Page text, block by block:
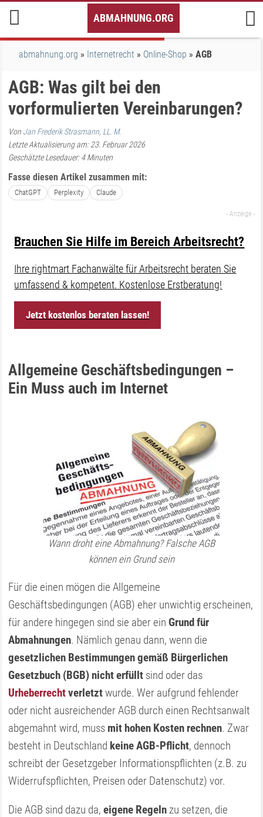
Inhalt
springen
ABMAHNUNG.ORG
abmahnung.org Internetrecht Online-Shop AGB
AGB: Was gilt bei den
vorformulierten Vereinbarungen?
Von Jan Frederik Strasmann, LL. M.
Letzte Aktualisierung am: 23. Februar 2026
Geschätzte Lesedauer: 4 Minuten
Fasse diesen Artikel zusammen mit:
ChatGPT Perplexity Claude
Brauchen Sie Hilfe im Bereich Arbeitsrecht?
Ihre rightmart Fachanwälte für Arbeitsrecht beraten Sie
umfassend & kompetent. Kostenlose Erstberatung!
Jetzt kostenlos beraten lassen!
Allgemeine Geschäftsbedingungen –
Ein Muss auch im Internet
Wann droht eine Abmahnung? Falsche AGB
können ein Grund sein
Für die einen mögen die Allgemeine
Geschäftsbedingungen (AGB) eher unwichtig erscheinen,
für andere hingegen sind sie aber einGrund für
Abmahnungen. Nämlich genau dann, wenn die
gesetzlichen Bestimmungen gemäß Bürgerlichen
Gesetzbuch (BGB) nicht erfüllt sind oder das
Urheberrechtverletztwurde. Wer aufgrund fehlender
oder nicht ausreichender AGB durch einen Rechtsanwalt
abgemahnt wird, muss mit hohen Kosten rechnen. Zwar
besteht in Deutschland keine AGB-Pflicht, dennoch
schreibt der Gesetzgeber Informationspflichten (z.B. zu
Widerrufspflichten, Preisen oder Datenschutz) vor.
Die AGB sind dazu da,eigene Regelnzu setzen, die